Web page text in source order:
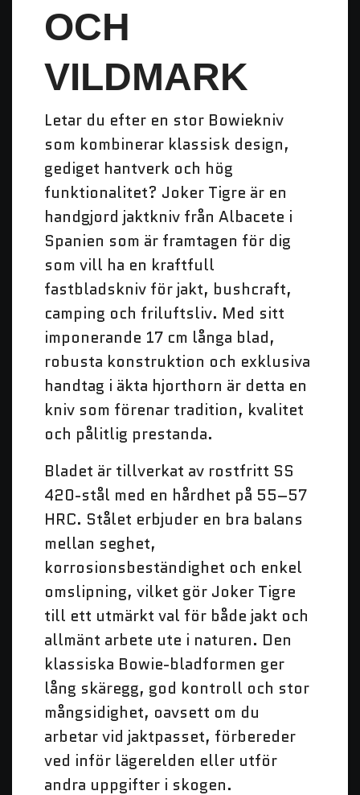
OCH
VILDMARK
Letar du efter en stor Bowiekniv
som kombinerar klassisk design,
gediget hantverk och hög
funktionalitet? Joker Tigre är en
handgjord jaktkniv från Albacete i
Spanien som är framtagen för dig
som vill ha en kraftfull
fastbladskniv för jakt, bushcraft,
camping och friluftsliv. Med sitt
imponerande 17 cm långa blad,
robusta konstruktion och exklusiva
handtag i äkta hjorthorn är detta en
kniv som förenar tradition, kvalitet
och pålitlig prestanda.
Bladet är tillverkat av rostfritt SS
420-stål med en hårdhet på 55–57
HRC. Stålet erbjuder en bra balans
mellan seghet,
korrosionsbeständighet och enkel
omslipning, vilket gör Joker Tigre
till ett utmärkt val för både jakt och
allmänt arbete ute i naturen. Den
klassiska Bowie-bladformen ger
lång skäregg, god kontroll och stor
mångsidighet, oavsett om du
arbetar vid jaktpasset, förbereder
ved inför lägerelden eller utför
andra uppgifter i skogen.